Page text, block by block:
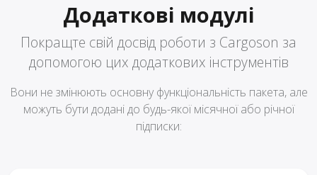
Додаткові модулі
Покращте свій досвід роботи з Cargoson за
допомогою цих додаткових інструментів
Вони не змінюють основну функціональність пакета, але
можуть бути додані до будь-якої місячної або річної
підписки: